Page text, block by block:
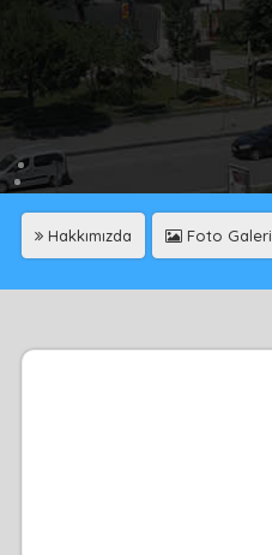
Hakkımızda Foto Galeri